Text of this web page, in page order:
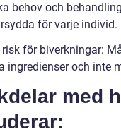
behov och
för varje individ.
för biverkningar:
ingredienser och inte
med